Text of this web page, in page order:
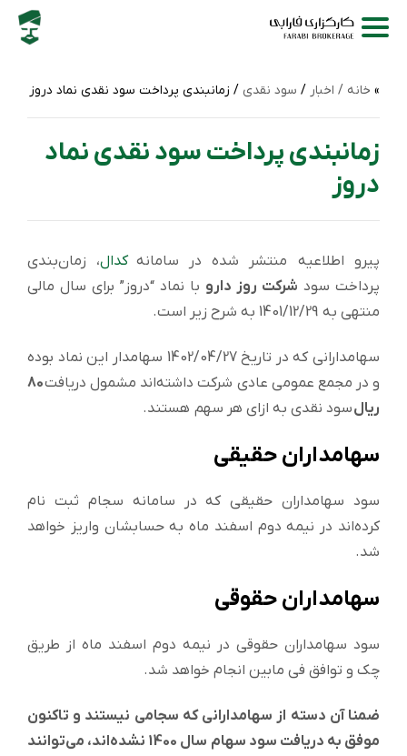
خانه / اخبار / سود نقدی / زمانبندی پرداخت سود نقدی نماد دروز
زمانبندی پرداخت سود نقدی نماد
دروز
پیرو اطلاعیه منتشر شده در سامانه کدال، زمان‌بندی
پرداخت سود شرکت روز دارو با نماد “دروز” برای سال مالی
منتهی به 1401/12/29 به شرح زیر است.
سهامدارانی که در تاریخ 1402/04/27 سهامدار این نماد بوده
و در مجمع عمومی عادی شرکت داشته‌اند مشمول دریافت80
ریالسود نقدی به ازای هر سهم هستند.
سهامداران حقیقی
سود سهامداران حقیقی که در سامانه سجام ثبت نام
کرده‌اند در نیمه دوم اسفند ماه به حسابشان واریز خواهد
شد.
سهامداران حقوقی
سود سهامداران حقوقی در نیمه دوم اسفند ماه از طریق
چک و توافق فی مابین انجام خواهد شد.
ضمنا آن دسته از سهامدارانی که سجامی نیستند و تاکنون
موفق به دریافت سود سهام سال 1400 نشده‌اند، می‌توانند